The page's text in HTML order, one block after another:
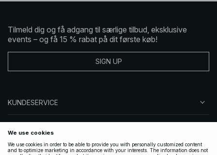
Tilmeld dig og få adgang til særlige tilbud, eksklusive
events – og få 15 % rabat på dit første køb!
SIGN UP
KUNDESERVICE
FØLG OS